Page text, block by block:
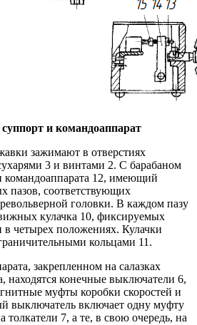
и командоаппарат
зажимают в отверстиях
3 и винтами 2. С барабаном
командоаппарата 12, имеющий
пазов, соответствующих
головки. В каждом пазу
кулачка 10, фиксируемых
четырех положениях. Кулачки
кольцами 11.
закрепленном на салазках
находятся конечные выключатели 6,
муфты коробки скоростей и
выключатель включает одну муфту
7, а те, в свою очередь, на